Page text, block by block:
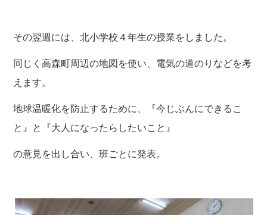
その翌週には、北小学校４年生の授業をしました。
同じく高森町周辺の地図を使い、電気の道のりなどを考
えます。
地球温暖化を防止するために、『今じぶんにできるこ
と』と『大人になったらしたいこと』
の意見を出し合い、班ごとに発表。